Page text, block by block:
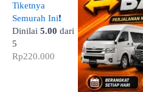
Tiketnya
Semurah Ini❗
Dinilai 5.00 dari
5
Rp220.000